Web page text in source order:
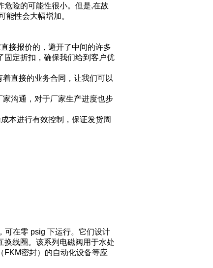
危险的可能性很小。但是,在故
能性会大幅增加。
接报价的，避开了中间的许多
固定折扣，确保我们给到客户优
直接的业务合同，让我们可以
沟通，对于厂家生产进度也步
本进行有效控制，保证发货周
可在零 psig 下运行。它们设计
换线圈。该系列电磁阀用于水处
FKM密封）的自动化设备等应